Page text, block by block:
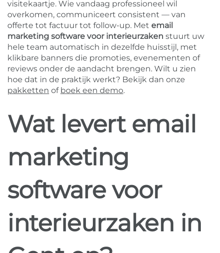
visitekaartje. Wie vandaag professioneel wil
overkomen, communiceert consistent — van
offerte tot factuur tot follow-up. Met email
marketing software voor interieurzaken stuurt uw
hele team automatisch in dezelfde huisstijl, met
klikbare banners die promoties, evenementen of
reviews onder de aandacht brengen. Wilt u zien
hoe dat in de praktijk werkt? Bekijk dan onze
pakketten of boek een demo.
Wat levert email
marketing
software voor
interieurzaken in